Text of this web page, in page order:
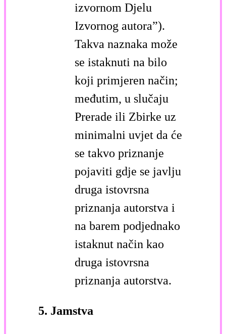
izvornom Djelu
Izvornog autora”).
Takva naznaka može
se istaknuti na bilo
koji primjeren način;
međutim, u slučaju
Prerade ili Zbirke uz
minimalni uvjet da će
se takvo priznanje
pojaviti gdje se javlju
druga istovrsna
priznanja autorstva i
na barem podjednako
istaknut način kao
druga istovrsna
priznanja autorstva.
5. Jamstva